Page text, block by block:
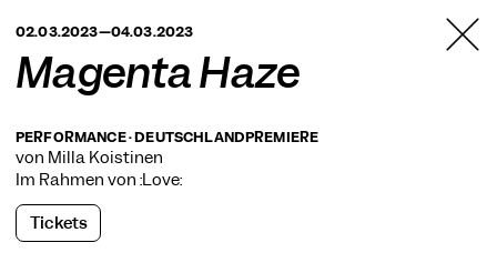
BERLIN
02.03.2023—04.03.2023
Magenta Haze
PERFORMANCE · DEUTSCHLANDPREMIERE
von Milla Koistinen
Im Rahmen von :Love:
Tickets